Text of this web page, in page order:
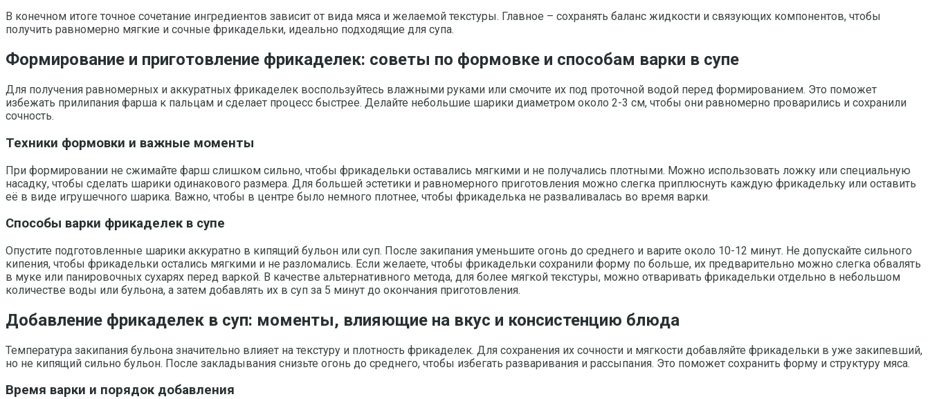
В конечном итоге точное сочетание ингредиентов зависит от вида мяса и желаемой текстуры. Главное – сохранять баланс жидкости и связующих компонентов, чтобы
получить равномерно мягкие и сочные фрикадельки, идеально подходящие для супа.
Формирование и приготовление фрикаделек: советы по формовке и способам варки в супе
Для получения равномерных и аккуратных фрикаделек воспользуйтесь влажными руками или смочите их под проточной водой перед формированием. Это поможет
избежать прилипания фарша к пальцам и сделает процесс быстрее. Делайте небольшие шарики диаметром около 2-3 см, чтобы они равномерно проварились и сохранили
сочность.
Техники формовки и важные моменты
При формировании не сжимайте фарш слишком сильно, чтобы фрикадельки оставались мягкими и не получались плотными. Можно использовать ложку или специальную
насадку, чтобы сделать шарики одинакового размера. Для большей эстетики и равномерного приготовления можно слегка приплюснуть каждую фрикадельку или оставить
её в виде игрушечного шарика. Важно, чтобы в центре было немного плотнее, чтобы фрикаделька не разваливалась во время варки.
Способы варки фрикаделек в супе
Опустите подготовленные шарики аккуратно в кипящий бульон или суп. После закипания уменьшите огонь до среднего и варите около 10-12 минут. Не допускайте сильного
кипения, чтобы фрикадельки остались мягкими и не разломались. Если желаете, чтобы фрикадельки сохранили форму по больше, их предварительно можно слегка обвалять
в муке или панировочных сухарях перед варкой. В качестве альтернативного метода, для более мягкой текстуры, можно отваривать фрикадельки отдельно в небольшом
количестве воды или бульона, а затем добавлять их в суп за 5 минут до окончания приготовления.
Добавление фрикаделек в суп: моменты, влияющие на вкус и консистенцию блюда
Температура закипания бульона значительно влияет на текстуру и плотность фрикаделек. Для сохранения их сочности и мягкости добавляйте фрикадельки в уже закипевший,
но не кипящий сильно бульон. После закладывания снизьте огонь до среднего, чтобы избегать разваривания и рассыпания. Это поможет сохранить форму и структуру мяса.
Время варки и порядок добавления